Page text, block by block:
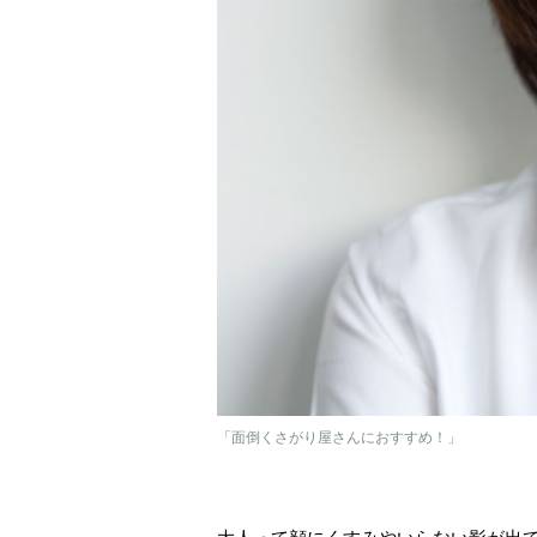
「面倒くさがり屋さんにおすすめ！」